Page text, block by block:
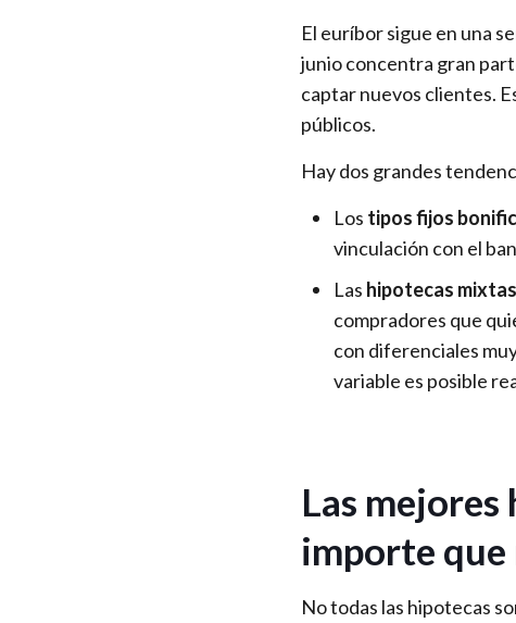
El euríbor sigue en una
junio concentra gran
captar nuevos clientes.
públicos.
Hay dos grandes
Los tipos fijos
vinculación con el
Las hipotecas mixtas
compradores que
con diferenciales
variable es posible
Las
importe que
No todas las hipotecas